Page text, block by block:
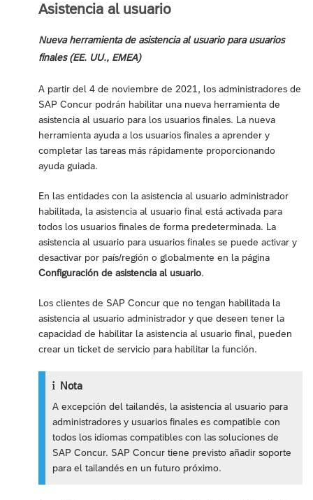
Asistencia al usuario
Nueva herramienta de asistencia al usuario para usuarios
finales (EE. UU., EMEA)
A partir del 4 de noviembre de 2021, los administradores de
SAP Concur podrán habilitar una nueva herramienta de
asistencia al usuario para los usuarios finales. La nueva
herramienta ayuda a los usuarios finales a aprender y
completar las tareas más rápidamente proporcionando
ayuda guiada.
En las entidades con la asistencia al usuario administrador
habilitada, la asistencia al usuario final está activada para
todos los usuarios finales de forma predeterminada. La
asistencia al usuario para usuarios finales se puede activar y
desactivar por país/región o globalmente en la página
Configuración de asistencia al usuario.
Los clientes de SAP Concur que no tengan habilitada la
asistencia al usuario administrador y que deseen tener la
capacidad de habilitar la asistencia al usuario final, pueden
crear un ticket de servicio para habilitar la función.
Nota
A excepción del tailandés, la asistencia al usuario para
administradores y usuarios finales es compatible con
todos los idiomas compatibles con las soluciones de
SAP Concur. SAP Concur tiene previsto añadir soporte
para el tailandés en un futuro próximo.